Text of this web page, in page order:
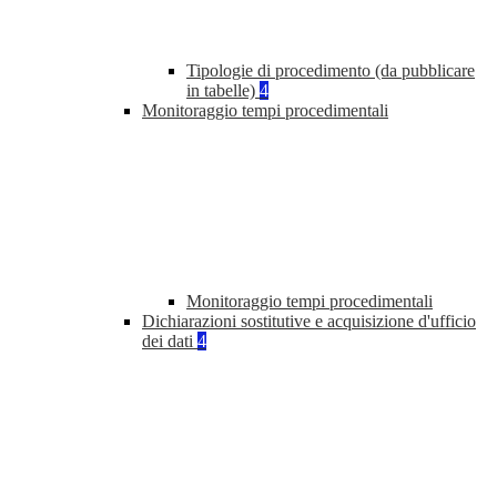
Tipologie di procedimento (da pubblicare
in tabelle) 4
Monitoraggio tempi procedimentali
Monitoraggio tempi procedimentali
Dichiarazioni sostitutive e acquisizione d'ufficio
dei dati 4